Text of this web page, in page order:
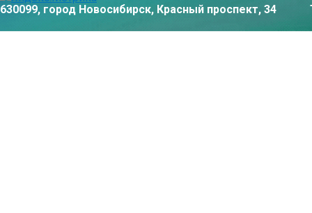
630099, город Новосибирск, Красный проспект, 34